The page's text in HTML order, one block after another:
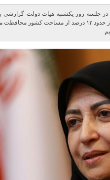
روز یکشنبه هیات دولت گزارشی
محیط بانان مطرح کنم زیرا محیط بانان ما از حدود ۱۲ درصد